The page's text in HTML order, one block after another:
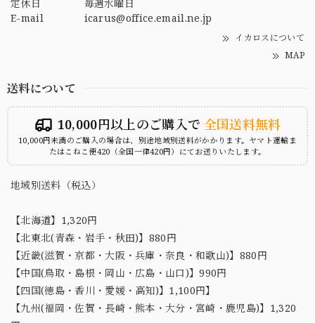
定休日
毎週水曜日
E-mail
icarus@office.email.ne.jp
イカロスについて
MAP
送料について
10,000円以上のご購入で 全国送料無料
10,000円未満のご購入の場合は、別途地域別送料がかかります。ヤマト運輸ま
たはこねこ便420（全国一律420円）にてお送りいたします。
地域別送料（税込）
【北海道】1,320円
【北東北(青森・岩手・秋田)】880円
【近畿(滋賀・京都・大阪・兵庫・奈良・和歌山)】880円
【中国(鳥取・島根・岡山・広島・山口)】990円
【四国(徳島・香川・愛媛・高知)】1,100円】
【九州(福岡・佐賀・長崎・熊本・大分・宮崎・鹿児島)】1,320